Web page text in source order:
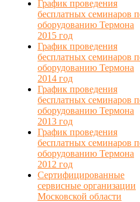
График проведения
бесплатных семинаров
оборудованию Термона
2015 год
График проведения
бесплатных семинаров
оборудованию Термона
2014 год
График проведения
бесплатных семинаров
оборудованию Термона
2013 год
График проведения
бесплатных семинаров
оборудованию Термона
2012 год
Сертифицированные
сервисные организации
Московской области